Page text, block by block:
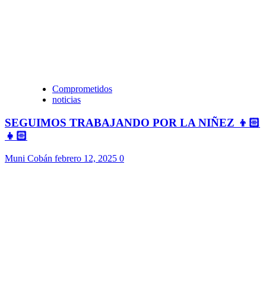
Comprometidos
noticias
SEGUIMOS TRABAJANDO POR LA NIÑEZ 👦🏻
👧🏻
Muni Cobán febrero 12, 2025 0